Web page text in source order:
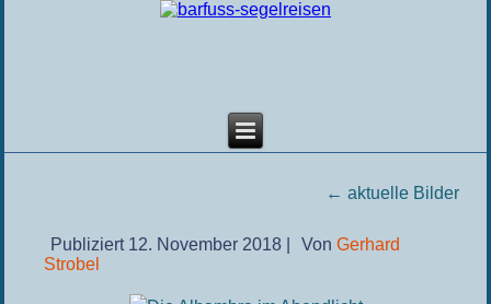
← aktuelle Bilder
Publiziert 12. November 2018 Von Gerhard
Strobel